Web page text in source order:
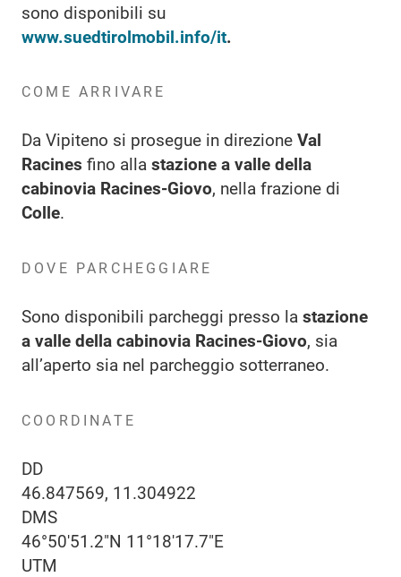
sono disponibili su
www.suedtirolmobil.info/it.
COME ARRIVARE
Da Vipiteno si prosegue in direzione Val
Racines fino alla stazione a valle della
cabinovia Racines-Giovo, nella frazione di
Colle.
DOVE PARCHEGGIARE
Sono disponibili parcheggi presso la stazione
a valle della cabinovia Racines-Giovo, sia
all’aperto sia nel parcheggio sotterraneo.
COORDINATE
DD
46.847569, 11.304922
DMS
46°50'51.2"N 11°18'17.7"E
UTM